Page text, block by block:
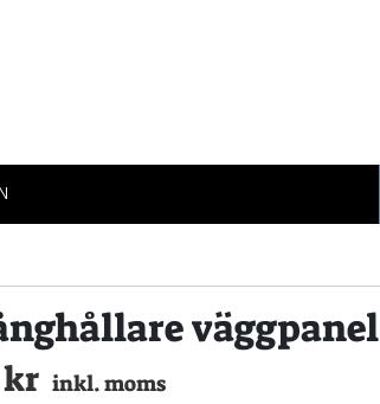
väggpanel
kr inkl. moms